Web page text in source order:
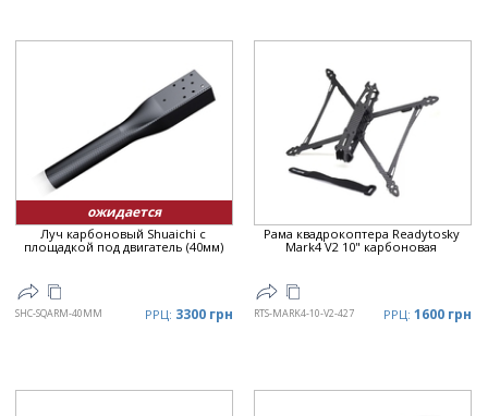
ожидается
Луч карбоновый Shuaichi с
площадкой под двигатель (40мм)
SHC-SQARM-40MM РРЦ: 3300 грн
Рама квадрокоптера Readytosky
Mark4 V2 10" карбоновая
RTS-MARK4-10-V2-427 РРЦ: 1600 грн